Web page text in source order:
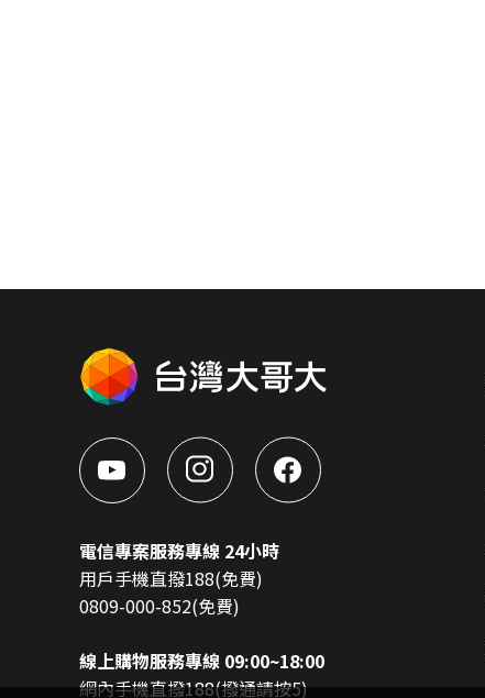
電信專案服務專線 24小時
用戶手機直撥188(免費)
0809-000-852(免費)
線上購物服務專線 09:00~18:00
網內手機直撥188(撥通請按5)